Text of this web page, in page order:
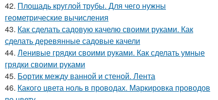
42. Площадь круглой трубы. Для чего нужны
геометрические вычисления
43. Как сделать садовую качелю своими руками. Как
сделать деревянные садовые качели
44. Ленивые грядки своими руками. Как сделать умные
грядки своими руками
45. Бортик между ванной и стеной. Лента
46. Какого цвета ноль в проводах. Маркировка проводов